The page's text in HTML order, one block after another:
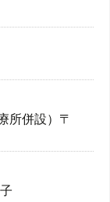
所併設）〒